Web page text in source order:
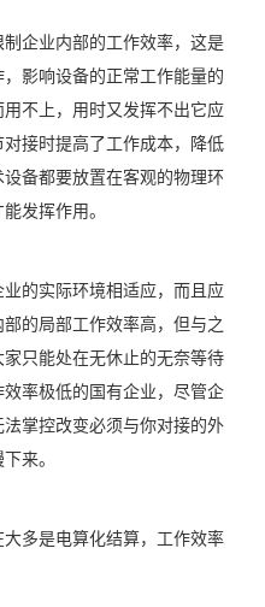
企业内部的工作效率，这是
影响设备的正常工作能量的
不上，用时又发挥不出它应
接时提高了工作成本，降低
备都要放置在客观的物理环
发挥作用。
的实际环境相适应，而且应
的局部工作效率高，但与之
只能处在无休止的无奈等待
率极低的国有企业，尽管企
掌控改变必须与你对接的外
来。
多是电算化结算，工作效率